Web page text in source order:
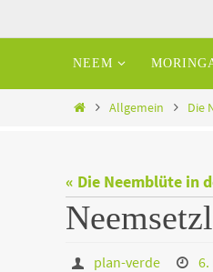
Inhalt
springen
NEEM
HomeAllgemein Die
« Die Neemblüte in
plan-verde 6.